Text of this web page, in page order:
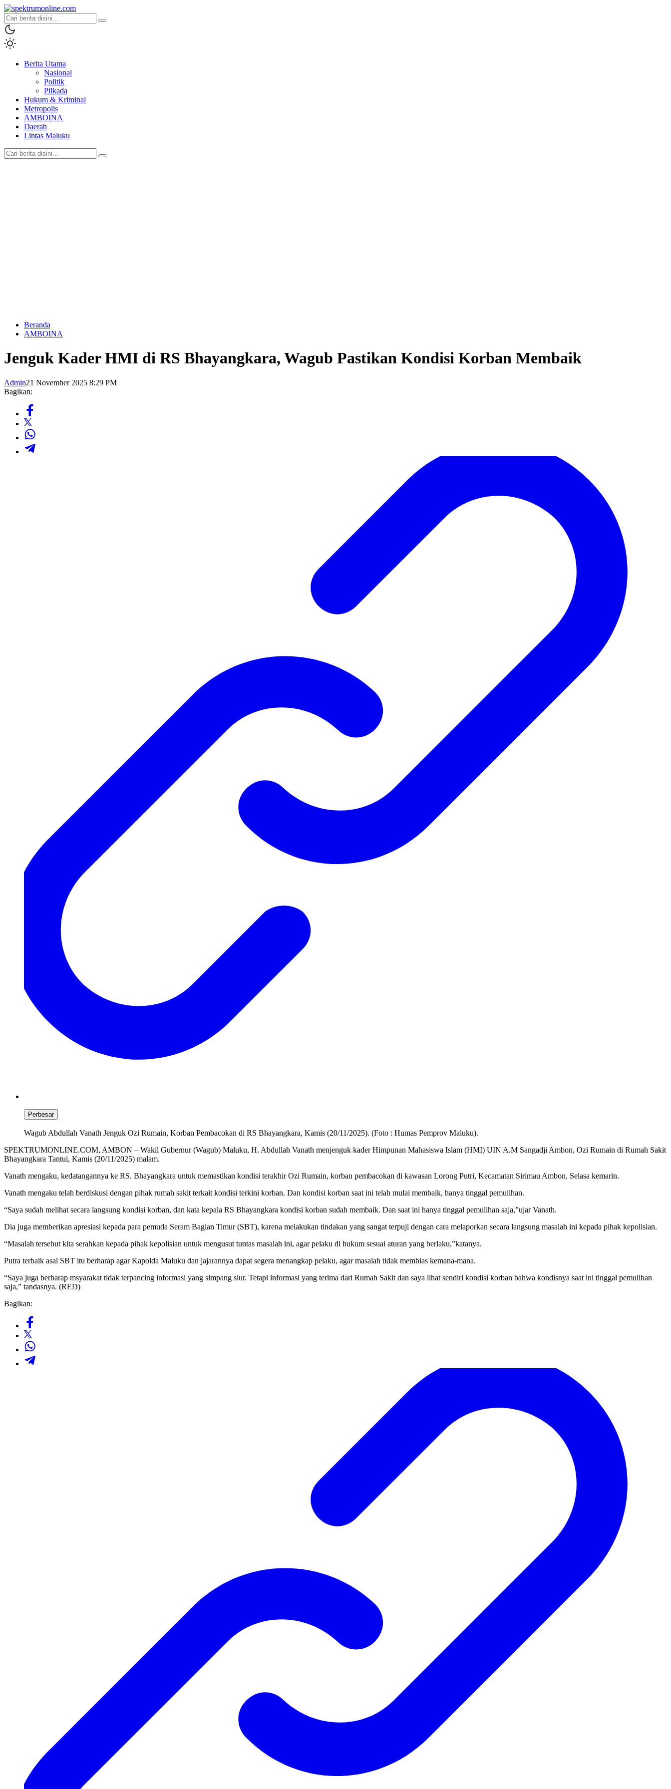
spektrumonline.com
Berita Utama
Nasional
Politik
Pilkada
Hukum & Kriminal
Metropolis
AMBOINA
Daerah
Lintas Maluku
Beranda
AMBOINA
Jenguk Kader HMI di RS Bhayangkara, Wagub Pastikan Kondisi Korban Membaik
Admin21 November 2025 8:29 PM
Bagikan:
Perbesar
Wagub Abdullah Vanath Jenguk Ozi Rumain, Korban Pembacokan di RS Bhayangkara, Kamis (20/11/2025). (Foto : Humas Pemprov Maluku).
SPEKTRUMONLINE.COM, AMBON – Wakil Gubernur (Wagub) Maluku, H. Abdullah Vanath menjenguk kader Himpunan Mahasiswa Islam (HMI) UIN A.M Sangadji Ambon, Ozi Rumain di Rumah Sakit
Bhayangkara Tantui, Kamis (20/11/2025) malam.
Vanath mengaku, kedatangannya ke RS. Bhayangkara untuk memastikan kondisi terakhir Ozi Rumain, korban pembacokan di kawasan Lorong Putri, Kecamatan Sirimau Ambon, Selasa kemarin.
Vanath mengaku telah berdiskusi dengan pihak rumah sakit terkait kondisi terkini korban. Dan kondisi korban saat ini telah mulai membaik, hanya tinggal pemulihan.
“Saya sudah melihat secara langsung kondisi korban, dan kata kepala RS Bhayangkara kondisi korban sudah membaik. Dan saat ini hanya tinggal pemulihan saja,”ujar Vanath.
Dia juga memberikan apresiasi kepada para pemuda Seram Bagian Timur (SBT), karena melakukan tindakan yang sangat terpuji dengan cara melaporkan secara langsung masalah ini kepada pihak kepolisian.
“Masalah tersebut kita serahkan kepada pihak kepolisian untuk mengusut tuntas masalah ini, agar pelaku di hukum sesuai aturan yang berlaku,”katanya.
Putra terbaik asal SBT itu berharap agar Kapolda Maluku dan jajarannya dapat segera menangkap pelaku, agar masalah tidak membias kemana-mana.
“Saya juga berharap msyarakat tidak terpancing informasi yang simpang siur. Tetapi informasi yang terima dari Rumah Sakit dan saya lihat sendiri kondisi korban bahwa kondisnya saat ini tinggal pemulihan
saja,” tandasnya. (RED)
Bagikan: